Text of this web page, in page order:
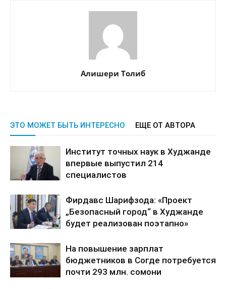
Алишери Толиб
ЭТО МОЖЕТ БЫТЬ ИНТЕРЕСНО ЕЩЕ ОТ АВТОРА
Институт точных наук в Худжанде
впервые выпустил 214
специалистов
Фирдавс Шарифзода: «Проект
„Безопасный город“ в Худжанде
будет реализован поэтапно»
На повышение зарплат
бюджетников в Согде потребуется
почти 293 млн. сомони